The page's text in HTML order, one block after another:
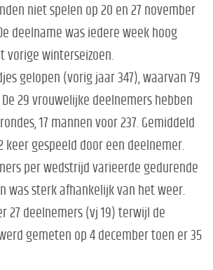
niet spelen op 20 en 27 november
deelname was iedere week hoog
vorige winterseizoen.
gelopen (vorig jaar 347), waarvan 79
29 vrouwelijke deelnemers hebben
17 mannen voor 237. Gemiddeld
keer gespeeld door een deelnemer.
per wedstrijd varieerde gedurende
was sterk afhankelijk van het weer.
27 deelnemers (vj 19) terwijl de
gemeten op 4 december toen er 35